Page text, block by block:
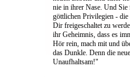
nie in ihrer Nase. Und Sie
göttlichen Privilegien -
Dir freigeschaltet zu
ihr Geheimnis, dass es
Hör rein, mach mit und
das Dunkle. Denn die
Unaufhaltsam!"